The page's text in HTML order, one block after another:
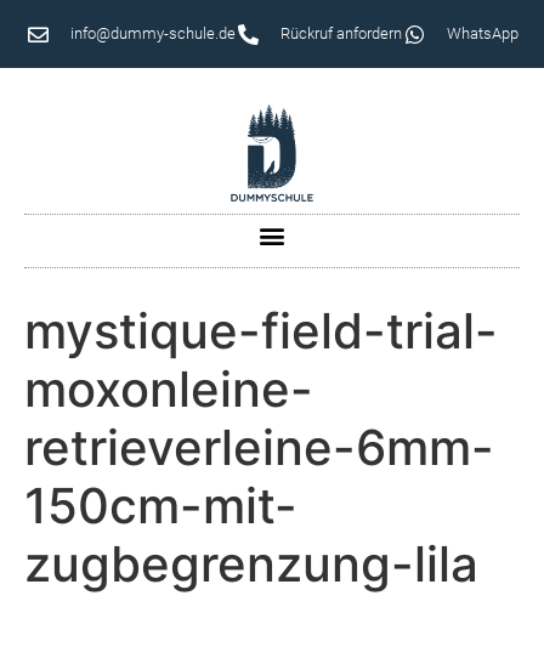
info@dummy-schule.de Rückruf anfordern WhatsApp
mystique-field-trial-
moxonleine-
retrieverleine-6mm-
150cm-mit-
zugbegrenzung-lila